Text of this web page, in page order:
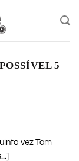
5
vez Tom